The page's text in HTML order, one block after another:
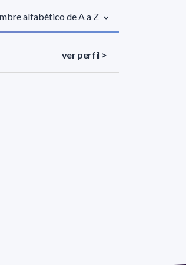
alfabético de A a Z
ver perfil >